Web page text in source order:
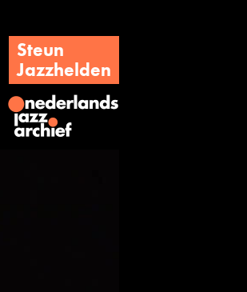
Steun
Jazzhelden